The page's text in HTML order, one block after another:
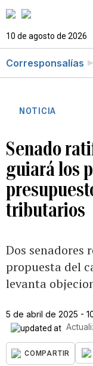
10 de agosto de 2026
Corresponsalías
NOTICIA
Senado
guiará los
tributarios
Dos senadores
propuesta del
levanta
5 de abril de 2025 -
COMPARTIR